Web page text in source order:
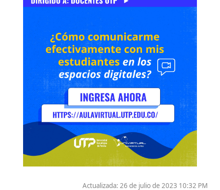
Actualizada: 26 de julio de 2023 10:32 PM